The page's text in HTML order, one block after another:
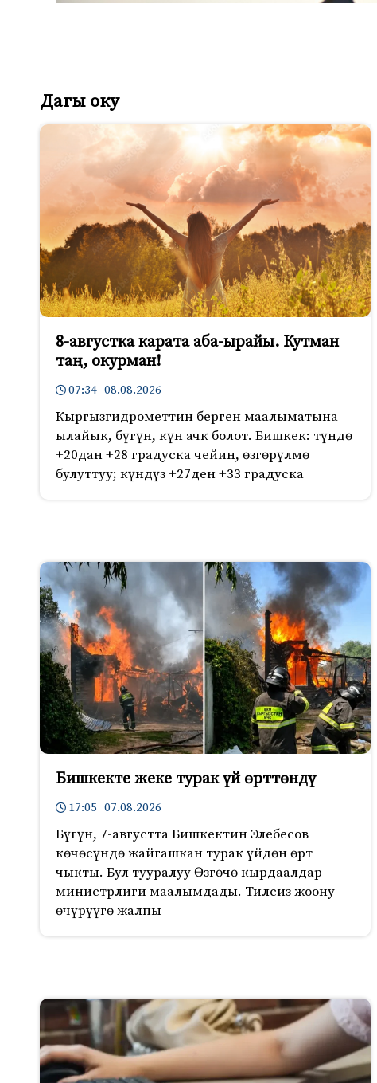
Дагы оку
8-августка карата аба-ырайы. Кутман
таң, окурман!
07:34 08.08.2026
Кыргызгидрометтин берген маалыматына
ылайык, бүгүн, күн ачк болот. Бишкек: түндө
+20дан +28 градуска чейин, өзгөрүлмө
булуттуу; күндүз +27ден +33 градуска
Бишкекте жеке турак үй өрттөндү
17:05 07.08.2026
Бүгүн, 7-августта Бишкектин Элебесов
көчөсүндө жайгашкан турак үйдөн өрт
чыкты. Бул тууралуу Өзгөчө кырдаалдар
министрлиги маалымдады. Тилсиз жоону
өчүрүүгө жалпы